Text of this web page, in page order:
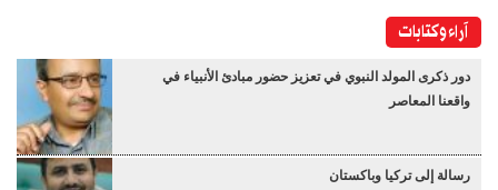
آراء وكتابات
دور ذكرى المولد النبوي في تعزيز حضور مبادئ الأنبياء في
واقعنا المعاصر
رسالة إلى تركيا وباكستان